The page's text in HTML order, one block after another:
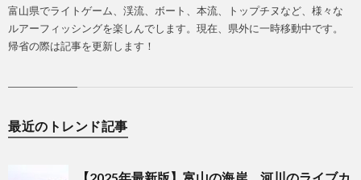
富山県でライトゲーム、渓流、ボート、本流、トップチヌなど、様々な
ルアーフィッシングを楽しんでします。現在、県外に一時移動中です。
帰省の際は記事を更新します！
最近のトレンド記事